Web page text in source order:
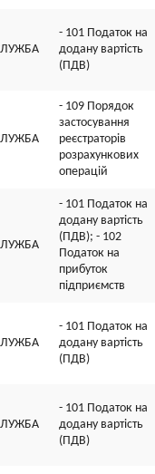
- 101 Податок на
додану вартість
(ПДВ)
- 109 Порядок
застосування
реєстраторів
розрахункових
операцій
- 101 Податок на
додану вартість
(ПДВ); - 102
Податок на
прибуток
підприємств
- 101 Податок на
додану вартість
(ПДВ)
- 101 Податок на
додану вартість
(ПДВ)